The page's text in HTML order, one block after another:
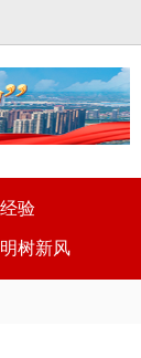
验
树新风